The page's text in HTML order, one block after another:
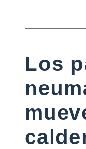
Los